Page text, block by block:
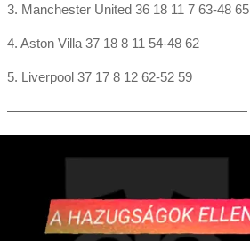
3. Manchester United 36 18 11 7 63-48 65
4. Aston Villa 37 18 8 11 54-48 62
5. Liverpool 37 17 8 12 62-52 59
——————————————————